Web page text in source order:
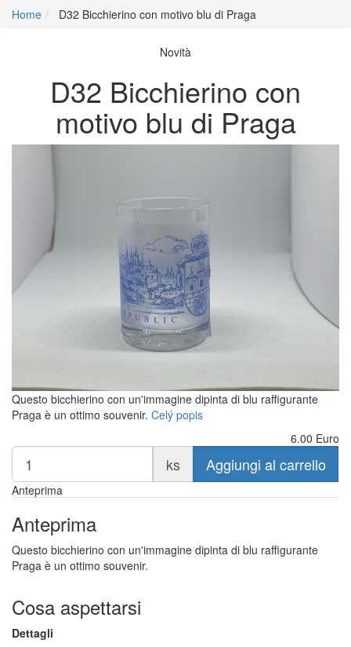
Home D32 Bicchierino con motivo blu di Praga
Novità
D32 Bicchierino con
motivo blu di Praga
Questo bicchierino con un'immagine dipinta di blu raffigurante
Praga è un ottimo souvenir. Celý popis
6.00 Euro
ks Aggiungi al carrello
Anteprima
Anteprima
Questo bicchierino con un'immagine dipinta di blu raffigurante
Praga è un ottimo souvenir.
Cosa aspettarsi
Dettagli